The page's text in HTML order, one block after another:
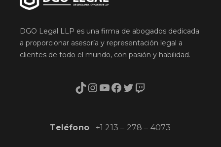
DGO Legal LLP es una firma de abogados dedicada
a proporcionar asesoría y representación legal a
clientes de todo el mundo, con pasión y habilidad.
TikTok InstagramYouTube Facebook Twitter Twitch
Teléfono +1 213 – 278 – 4073